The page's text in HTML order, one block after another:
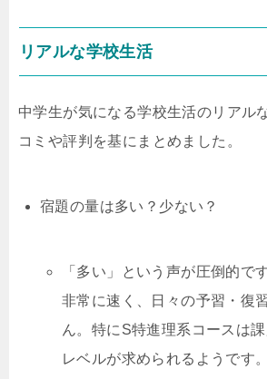
リアルな学校生活
中学生が気になる学校生活のリアル
コミや評判を基にまとめました。
宿題の量は多い？少ない？
「多い」という声が圧倒的で
非常に速く、日々の予習・復
ん。特にS特進理系コースは
レベルが求められるようです